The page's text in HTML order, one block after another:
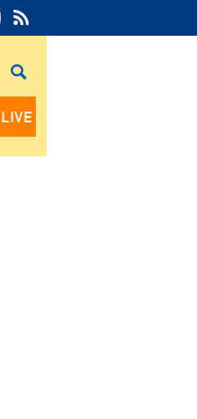
RSS